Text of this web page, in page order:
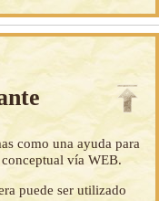
como una ayuda para
vía WEB.
puede ser utilizado